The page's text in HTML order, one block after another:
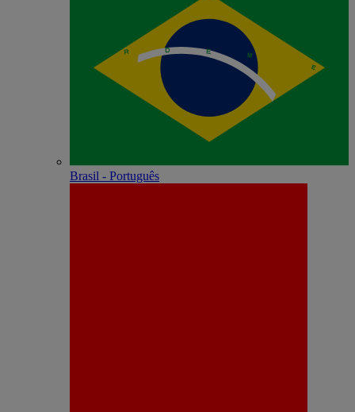
Brasil - Português